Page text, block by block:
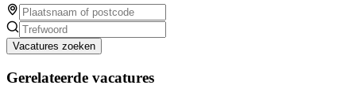
Vacatures zoeken
Gerelateerde vacatures